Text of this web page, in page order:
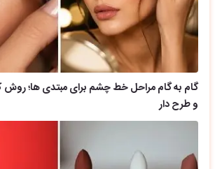
گام به گام مراحل خط چشم برای مبتدی ها؛
و طرح دار